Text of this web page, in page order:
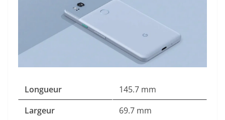
Longueur
145.7 mm
Largeur
69.7 mm